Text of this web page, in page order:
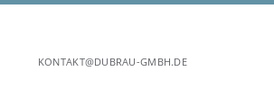
springenKONTAKT@DUBRAU-GMBH.DE